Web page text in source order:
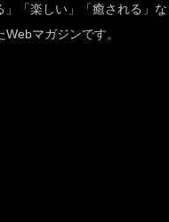
「楽しい」「癒される」な
マガジンです。